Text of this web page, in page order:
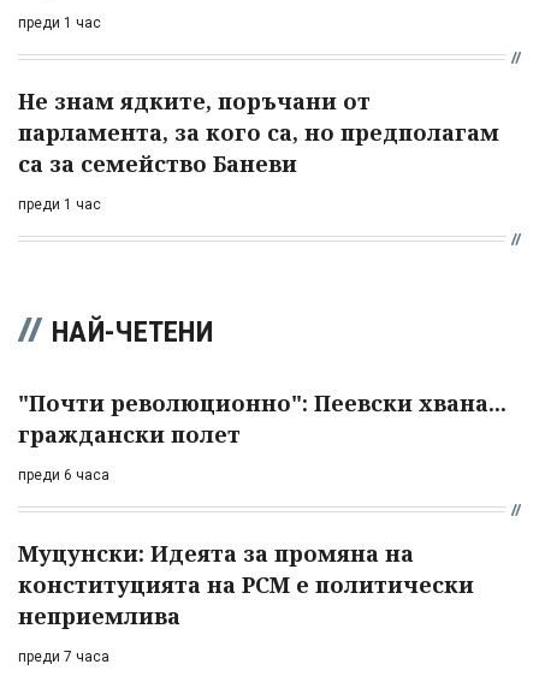
преди 1 час
Не знам ядките, поръчани от
парламента, за кого са, но предполагам
са за семейство Баневи
преди 1 час
НАЙ-ЧЕТЕНИ
"Почти революционно": Пеевски хвана...
граждански полет
преди 6 часа
Муцунски: Идеята за промяна на
конституцията на РСМ е политически
неприемлива
преди 7 часа